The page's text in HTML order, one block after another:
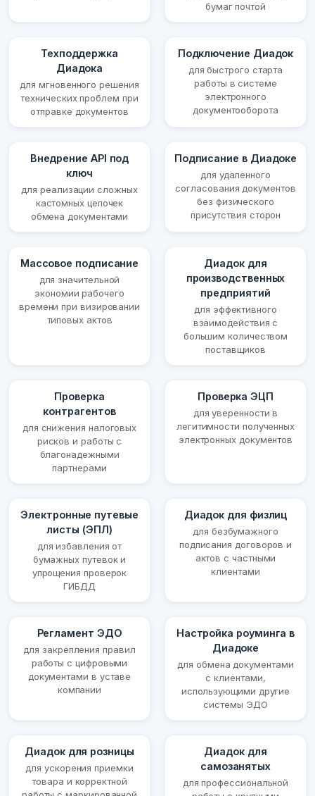
бумаг почтой
Техподдержка
Диадока
для мгновенного решения
технических проблем при
отправке документов
Подключение Диадок
для быстрого старта
работы в системе
электронного
документооборота
Внедрение API под
ключ
для реализации сложных
кастомных цепочек
обмена документами
Подписание в Диадоке
для удаленного
согласования документов
без физического
присутствия сторон
Массовое подписание
для значительной
экономии рабочего
времени при визировании
типовых актов
Диадок для
производственных
предприятий
для эффективного
взаимодействия с
большим количеством
поставщиков
Проверка
контрагентов
для снижения налоговых
рисков и работы с
благонадежными
партнерами
Проверка ЭЦП
для уверенности в
легитимности полученных
электронных документов
Электронные путевые
листы (ЭПЛ)
для избавления от
бумажных путевок и
упрощения проверок
ГИБДД
Диадок для физлиц
для безбумажного
подписания договоров и
актов с частными
клиентами
Регламент ЭДО
для закрепления правил
работы с цифровыми
документами в уставе
компании
Настройка роуминга в
Диадоке
для обмена документами
с клиентами,
использующими другие
системы ЭДО
Диадок для розницы
для ускорения приемки
товара и корректной
Диадок для
самозанятых
для профессиональной